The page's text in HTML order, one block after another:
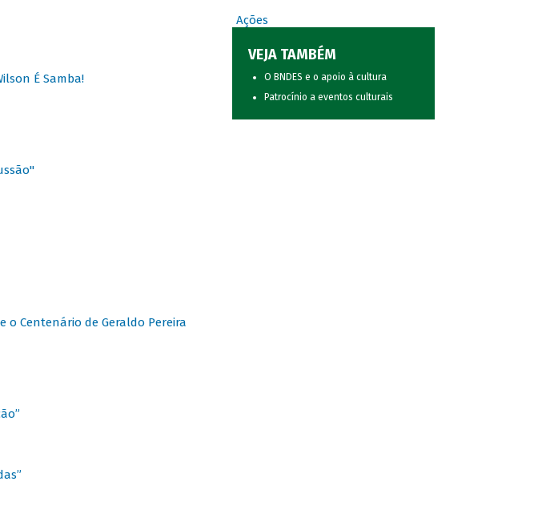
É Samba!
o Centenário de Geraldo Pereira
Ações
VEJA TAMBÉM
O BNDES e o apoio à cultura
Patrocínio a eventos culturais